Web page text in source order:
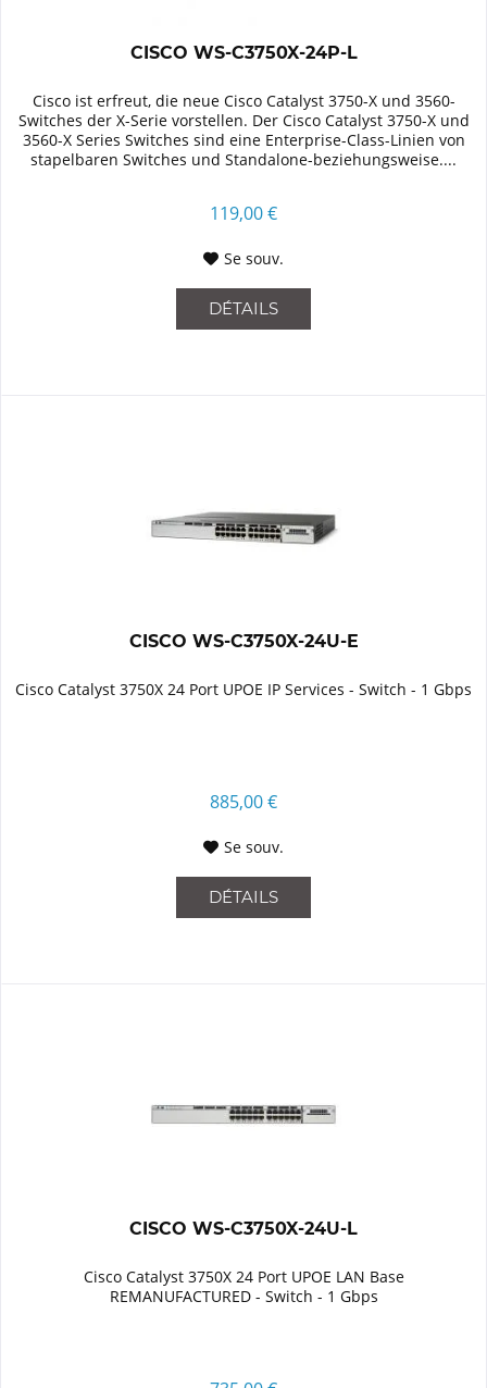
CISCO WS-C3750X-24P-L
Cisco ist erfreut, die neue Cisco Catalyst 3750-X und 3560-
Switches der X-Serie vorstellen. Der Cisco Catalyst 3750-X und
3560-X Series Switches sind eine Enterprise-Class-Linien von
stapelbaren Switches und Standalone-beziehungsweise....
119,00 €
Se souv.
DÉTAILS
CISCO WS-C3750X-24U-E
Cisco Catalyst 3750X 24 Port UPOE IP Services - Switch - 1 Gbps
885,00 €
Se souv.
DÉTAILS
CISCO WS-C3750X-24U-L
Cisco Catalyst 3750X 24 Port UPOE LAN Base
REMANUFACTURED - Switch - 1 Gbps